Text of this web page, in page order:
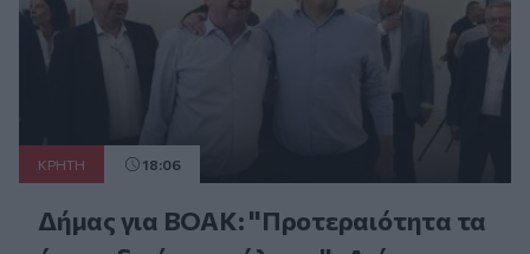
ΚΡΗΤΗ 18:06
Δήμας για ΒΟΑΚ: "Προτεραιότητα τα